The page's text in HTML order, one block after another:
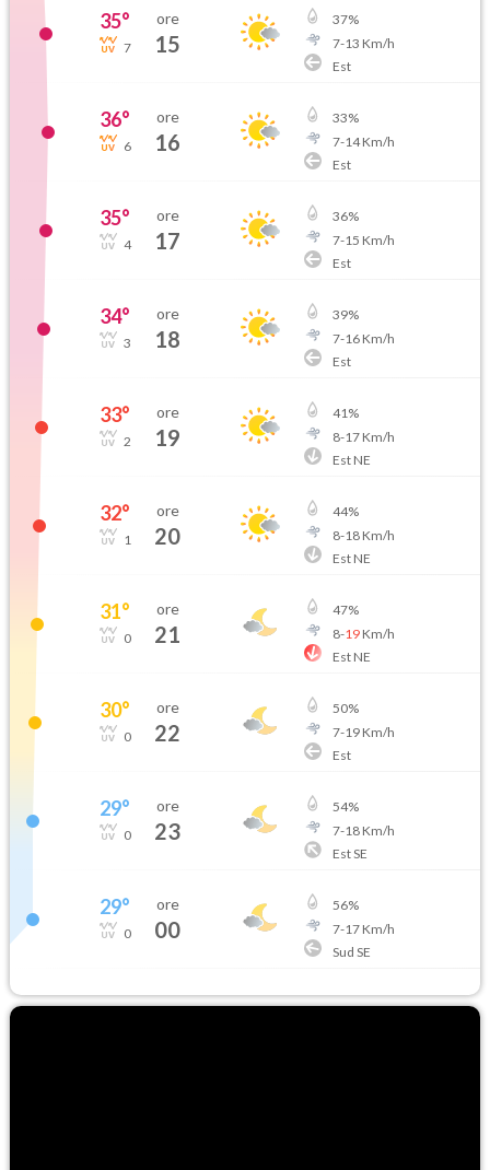
35°
7
ore
15
37%
7-13 Km/h
Est
36°
6
ore
16
33%
7-14Km/h
Est
35°
4
ore
17
36%
7-15 Km/h
Est
34°
3
ore
18
39%
7-16Km/h
Est
33°
2
ore
19
41%
8-17Km/h
Est NE
32°
1
ore
20
44%
8-18Km/h
Est NE
31°
0
ore
21
47%
8-19Km/h
Est NE
30°
0
ore
22
50%
7-19Km/h
Est
29°
0
ore
23
54%
7-18Km/h
Est SE
29°
0
ore
00
56%
7-17Km/h
Sud SE